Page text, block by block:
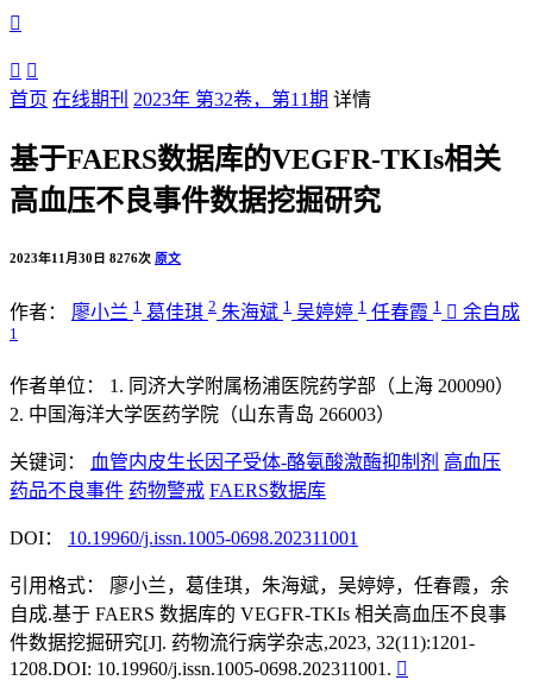

 
首页 在线期刊 2023年 第32卷，第11期 详情
基于FAERS数据库的VEGFR-TKIs相关
高血压不良事件数据挖掘研究
2023年11月30日 8276次 原文
作者： 廖小兰 1 葛佳琪 2 朱海斌 1 吴婷婷 1 任春霞 1  余自成
1
作者单位：
1. 同济大学附属杨浦医院药学部（上海 200090）
2. 中国海洋大学医药学院（山东青岛 266003）
关键词： 血管内皮生长因子受体-酪氨酸激酶抑制剂 高血压
药品不良事件 药物警戒 FAERS数据库
DOI： 10.19960/j.issn.1005-0698.202311001
引用格式：
廖小兰，葛佳琪，朱海斌，吴婷婷，任春霞，余
自成.基于 FAERS 数据库的 VEGFR-TKIs 相关高血压不良事
件数据挖掘研究[J]. 药物流行病学杂志,2023, 32(11):1201-
1208.DOI: 10.19960/j.issn.1005-0698.202311001. 